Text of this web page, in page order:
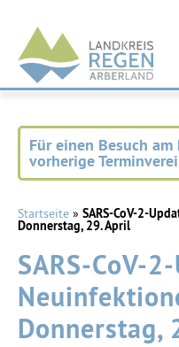
Landkreis
Regen
Für einen Besuch
vorherige
Startseite » SARS-CoV-2-
Donnerstag, 29. April
SARS-CoV-
Donnerstag,